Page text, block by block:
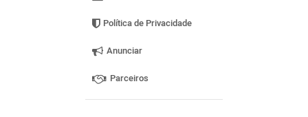
Política de Privacidade
Anunciar
Parceiros